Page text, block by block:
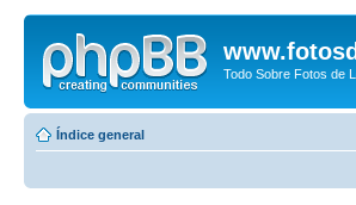
Todo Sobre Fotos de
Índice general